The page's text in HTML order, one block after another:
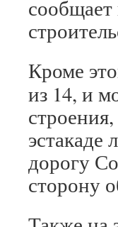
Кроме
из 14, и
эстакаде
дорогу
сторону